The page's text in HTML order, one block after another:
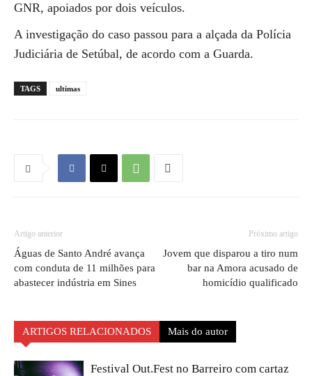
GNR, apoiados por dois veículos.
A investigação do caso passou para a alçada da Polícia
Judiciária de Setúbal, de acordo com a Guarda.
TAGS ultimas
Artigo anterior
Águas de Santo André avança
com conduta de 11 milhões para
abastecer indústria em Sines
Próximo artigo
Jovem que disparou a tiro num
bar na Amora acusado de
homicídio qualificado
ARTIGOS RELACIONADOS Mais do autor
Festival Out.Fest no Barreiro com cartaz